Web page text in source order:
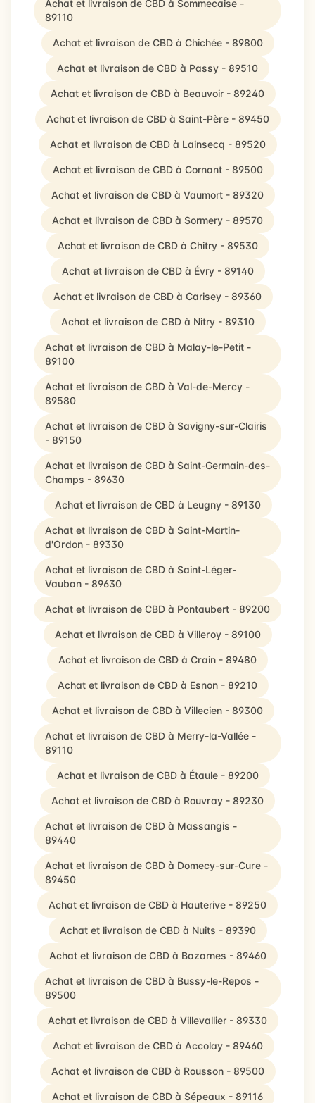
Achat et livraison de CBD à Sommecaise -
89110
Achat et livraison de CBD à Chichée - 89800
Achat et livraison de CBD à Passy - 89510
Achat et livraison de CBD à Beauvoir - 89240
Achat et livraison de CBD à Saint-Père - 89450
Achat et livraison de CBD à Lainsecq - 89520
Achat et livraison de CBD à Cornant - 89500
Achat et livraison de CBD à Vaumort - 89320
Achat et livraison de CBD à Sormery - 89570
Achat et livraison de CBD à Chitry - 89530
Achat et livraison de CBD à Évry - 89140
Achat et livraison de CBD à Carisey - 89360
Achat et livraison de CBD à Nitry - 89310
Achat et livraison de CBD à Malay-le-Petit -
89100
Achat et livraison de CBD à Val-de-Mercy -
89580
Achat et livraison de CBD à Savigny-sur-Clairis
- 89150
Achat et livraison de CBD à Saint-Germain-des-
Champs - 89630
Achat et livraison de CBD à Leugny - 89130
Achat et livraison de CBD à Saint-Martin-
d'Ordon - 89330
Achat et livraison de CBD à Saint-Léger-
Vauban - 89630
Achat et livraison de CBD à Pontaubert - 89200
Achat et livraison de CBD à Villeroy - 89100
Achat et livraison de CBD à Crain - 89480
Achat et livraison de CBD à Esnon - 89210
Achat et livraison de CBD à Villecien - 89300
Achat et livraison de CBD à Merry-la-Vallée -
89110
Achat et livraison de CBD à Étaule - 89200
Achat et livraison de CBD à Rouvray - 89230
Achat et livraison de CBD à Massangis -
89440
Achat et livraison de CBD à Domecy-sur-Cure -
89450
Achat et livraison de CBD à Hauterive - 89250
Achat et livraison de CBD à Nuits - 89390
Achat et livraison de CBD à Bazarnes - 89460
Achat et livraison de CBD à Bussy-le-Repos -
89500
Achat et livraison de CBD à Villevallier - 89330
Achat et livraison de CBD à Accolay - 89460
Achat et livraison de CBD à Rousson - 89500
Achat et livraison de CBD à Sépeaux - 89116